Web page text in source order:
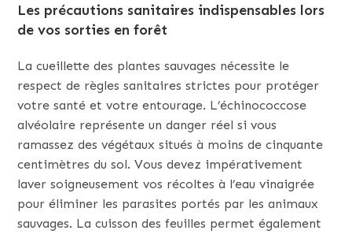
Les précautions sanitaires indispensables lors
de vos sorties en forêt
La cueillette des plantes sauvages nécessite le
respect de règles sanitaires strictes pour protéger
votre santé et votre entourage. L’échinococcose
alvéolaire représente un danger réel si vous
ramassez des végétaux situés à moins de cinquante
centimètres du sol. Vous devez impérativement
laver soigneusement vos récoltes à l’eau vinaigrée
pour éliminer les parasites portés par les animaux
sauvages. La cuisson des feuilles permet également